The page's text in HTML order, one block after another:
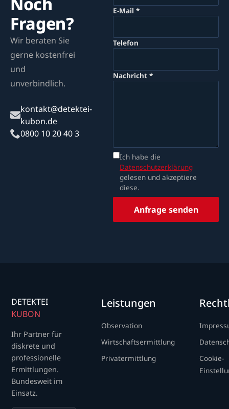
Fragen?
Wir beraten Sie
gerne kostenfrei
und
unverbindlich.
kontakt@detektei-
kubon.de
0800 10 20 40 3
E-Mail *
Telefon
Nachricht *
Ich habe die
Datenschutzerklärung
gelesen und akzeptiere
diese.
Anfrage senden
DETEKTEI
KUBON
Ihr Partner für
diskrete und
professionelle
Ermittlungen.
Bundesweit im
Einsatz.
Leistungen
Observation
Wirtschaftsermittlung
Privatermittlung
Cookie-